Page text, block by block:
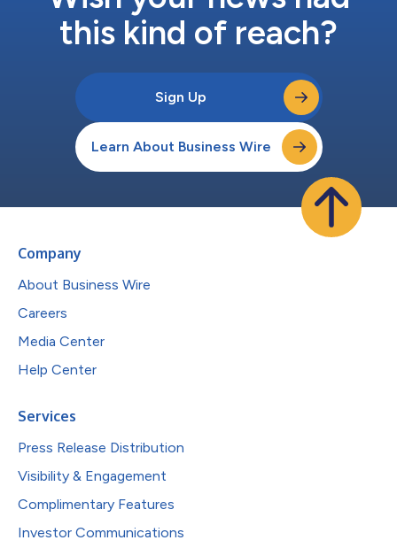
this kind of reach?
Sign Up
Learn About Business Wire
Company
About Business Wire
Careers
Media Center
Help Center
Services
Press Release Distribution
Visibility & Engagement
Complimentary Features
Investor Communications